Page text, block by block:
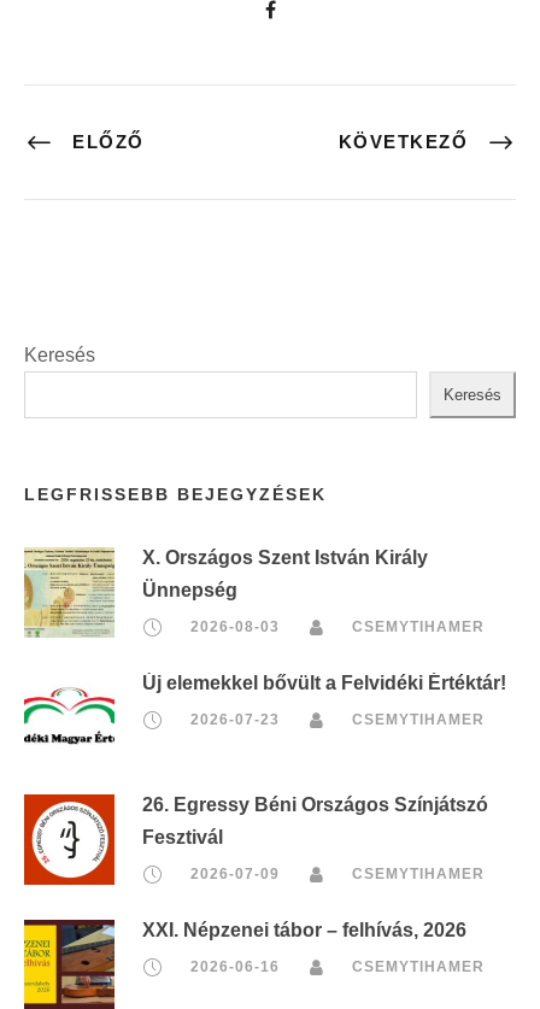
ELŐZŐ KÖVETKEZŐ
Keresés
Keresés
LEGFRISSEBB BEJEGYZÉSEK
X. Országos Szent István Király
Ünnepség
2026-08-03 CSEMYTIHAMER
Új elemekkel bővült a Felvidéki Értéktár!
2026-07-23 CSEMYTIHAMER
26. Egressy Béni Országos Színjátszó
Fesztivál
2026-07-09 CSEMYTIHAMER
XXI. Népzenei tábor – felhívás, 2026
2026-06-16 CSEMYTIHAMER